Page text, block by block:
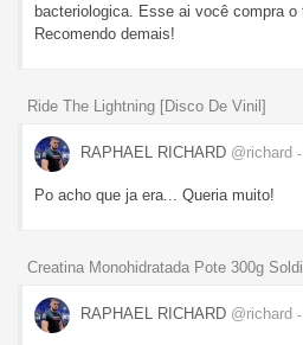
bacteriologica. Esse ai você compra
Recomendo demais!
Ride The Lightning [Disco De Vinil]
RAPHAEL RICHARD @richard
Po acho que ja era... Queria muito!
Creatina Monohidratada Pote 300g
RAPHAEL RICHARD @richard